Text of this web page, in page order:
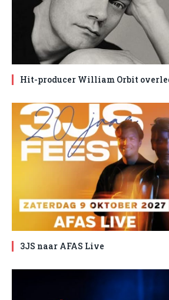
Hit-producer William Orbit
3JS naar AFAS Live